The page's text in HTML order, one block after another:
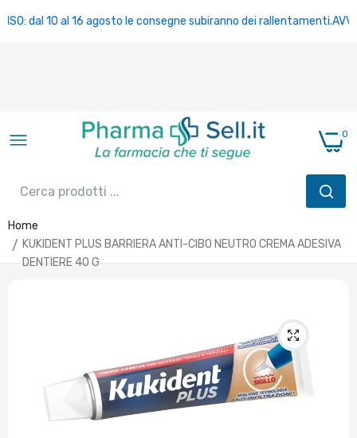
dal 10 al 16 agosto le consegne subiranno dei rallentamenti.
0
Home
KUKIDENT PLUS BARRIERA ANTI-CIBO NEUTRO CREMA ADESIVA
DENTIERE 40 G